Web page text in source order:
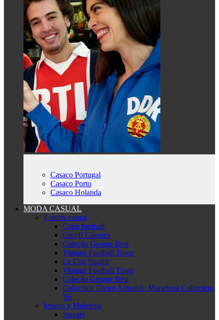
Casaco Portugal
Casaco Porto
Casaco Holanda
MODA CASUAL
T-shirts casual
Copa football
Cruyff Classics
Coleção George Best
Vintage Football Town
Le Coq Sportif
Vintage Football Town
Coleção George Best
Collection Diego Armando Maradona Collection
'86
Jerseys y Moletons
Sweats